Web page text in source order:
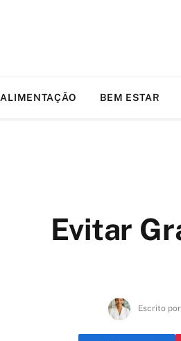
ALIMENTAÇÃO BEM ESTAR
Evitar
Escrito por